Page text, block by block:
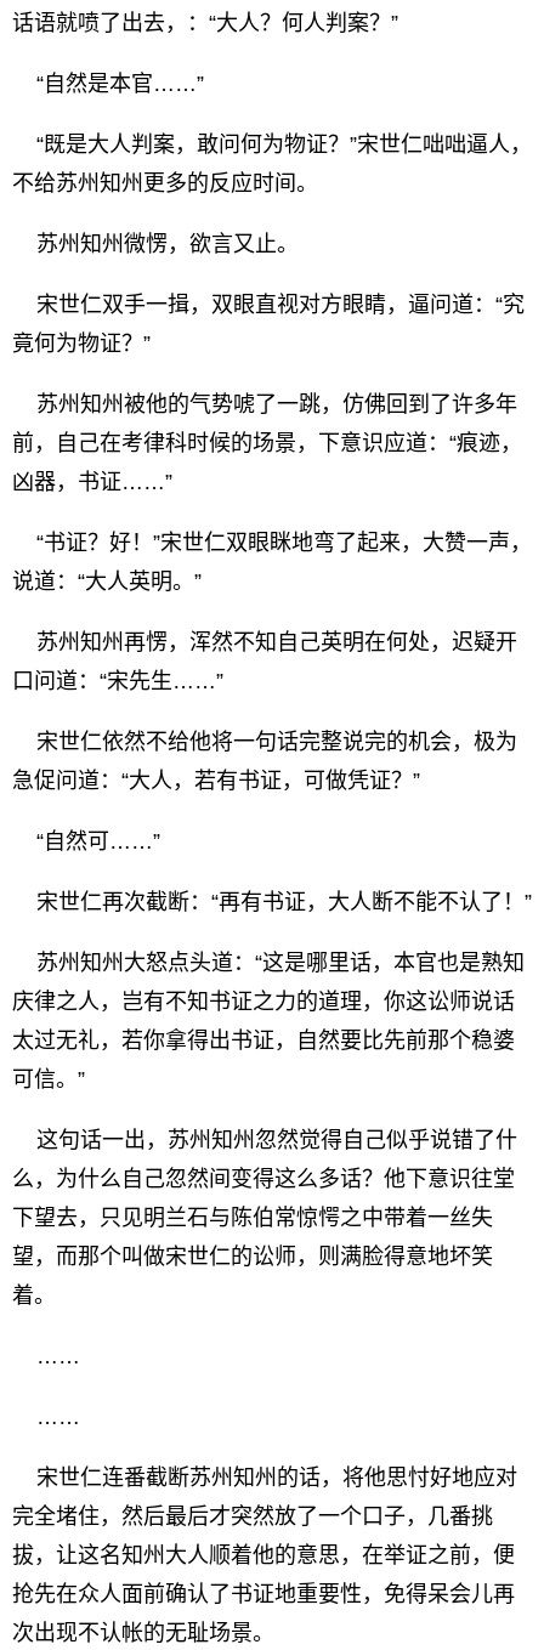
话语就喷了出去，：“大人？何人判案？”
“自然是本官……”
“既是大人判案，敢问何为物证？”宋世仁咄咄逼人，
不给苏州知州更多的反应时间。
苏州知州微愣，欲言又止。
宋世仁双手一揖，双眼直视对方眼睛，逼问道：“究
竟何为物证？”
苏州知州被他的气势唬了一跳，仿佛回到了许多年
前，自己在考律科时候的场景，下意识应道：“痕迹，
凶器，书证……”
“书证？好！”宋世仁双眼眯地弯了起来，大赞一声，
说道：“大人英明。”
苏州知州再愣，浑然不知自己英明在何处，迟疑开
口问道：“宋先生……”
宋世仁依然不给他将一句话完整说完的机会，极为
急促问道：“大人，若有书证，可做凭证？”
“自然可……”
宋世仁再次截断：“再有书证，大人断不能不认了！”
苏州知州大怒点头道：“这是哪里话，本官也是熟知
庆律之人，岂有不知书证之力的道理，你这讼师说话
太过无礼，若你拿得出书证，自然要比先前那个稳婆
可信。”
这句话一出，苏州知州忽然觉得自己似乎说错了什
么，为什么自己忽然间变得这么多话？他下意识往堂
下望去，只见明兰石与陈伯常惊愕之中带着一丝失
望，而那个叫做宋世仁的讼师，则满脸得意地坏笑
着。
……
……
宋世仁连番截断苏州知州的话，将他思忖好地应对
完全堵住，然后最后才突然放了一个口子，几番挑
拔，让这名知州大人顺着他的意思，在举证之前，便
抢先在众人面前确认了书证地重要性，免得呆会儿再
次出现不认帐的无耻场景。